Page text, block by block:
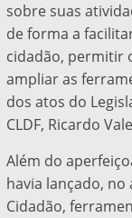
sobre suas
de forma a
cidadão, permitir
ampliar as
dos atos do
CLDF, Ricardo
Além do
havia lançado,
Cidadão,